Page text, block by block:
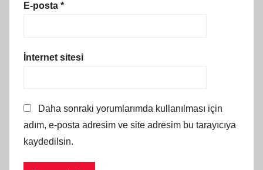
E-posta *
İnternet sitesi
Daha sonraki yorumlarımda kullanılması için
adım, e-posta adresim ve site adresim bu tarayıcıya
kaydedilsin.